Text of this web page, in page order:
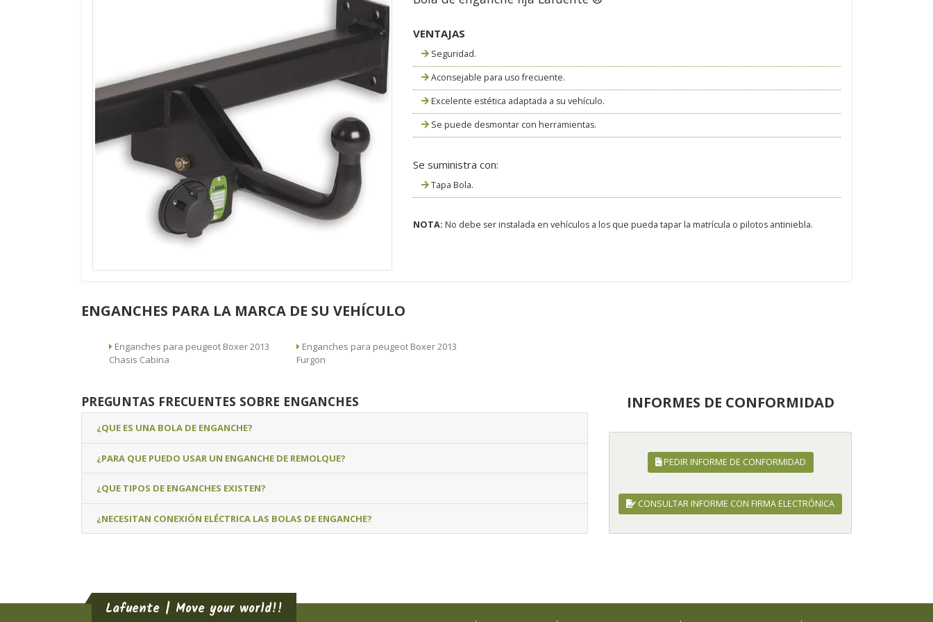
VENTAJAS
Seguridad.
Aconsejable para uso frecuente.
Excelente estética adaptada a su vehículo.
Se puede desmontar con herramientas.
Se suministra con:
Tapa Bola.
NOTA: No debe ser instalada en vehículos a los que pueda tapar la matrícula o pilotos antiniebla.
ENGANCHES PARA LA MARCA DE SU VEHÍCULO
Enganches para peugeot Boxer 2013
Chasis Cabina
Enganches para peugeot Boxer 2013
Furgon
PREGUNTAS FRECUENTES SOBRE ENGANCHES
¿QUE ES UNA BOLA DE ENGANCHE?
¿PARA QUE PUEDO USAR UN ENGANCHE DE REMOLQUE?
¿QUE TIPOS DE ENGANCHES EXISTEN?
¿NECESITAN CONEXIÓN ELÉCTRICA LAS BOLAS DE ENGANCHE?
INFORMES DE CONFORMIDAD
PEDIR INFORME DE CONFORMIDAD
CONSULTAR INFORME CON FIRMA ELECTRÓNICA
Lafuente | Move your world!!